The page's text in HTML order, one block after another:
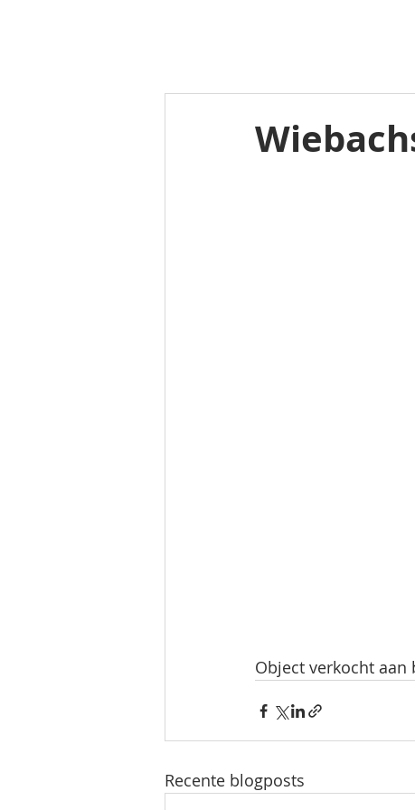
Object verkocht aan
Recente blogposts